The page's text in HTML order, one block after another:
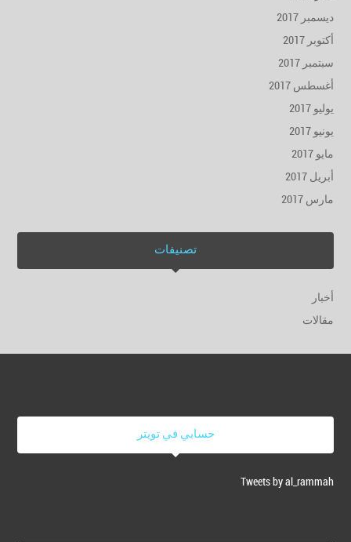
ديسمبر 2017
أكتوبر 2017
سبتمبر 2017
أغسطس 2017
يوليو 2017
يونيو 2017
مايو 2017
أبريل 2017
مارس 2017
تصنيفات
أخبار
مقالات
حسابي في تويتر
Tweets by al_rammah